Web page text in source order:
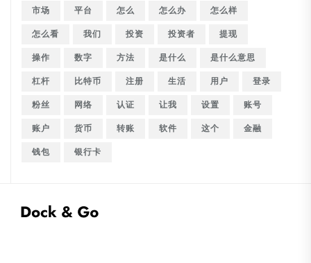
市场
平台 怎么 怎么办
怎么样
怎么看
我们 投资 投资者
提现
操作
数字 方法 是什么
是什么意思
杠杆
比特币 注册 生活 用户
登录
粉丝
网络 认证 让我 设置
账号
账户
货币 转账 软件 这个
金融
钱包
银行卡